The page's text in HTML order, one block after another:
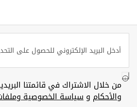
من خلال الاشتراك في قائمتنا
والأحكام وسياسة الخصوصية